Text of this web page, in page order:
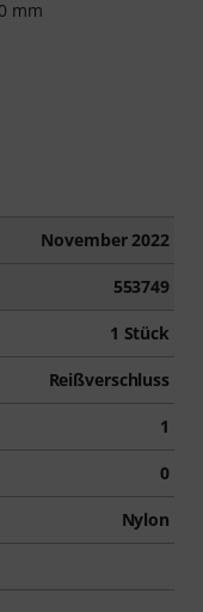
mm
November 2022
553749
1 Stück
Reißverschluss
1
0
Nylon